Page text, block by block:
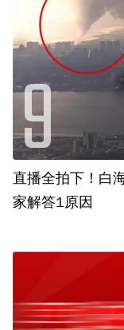
直播全拍下！白
家解答1原因